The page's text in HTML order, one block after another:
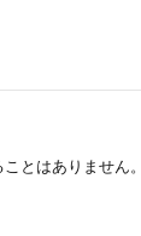
とはありません。